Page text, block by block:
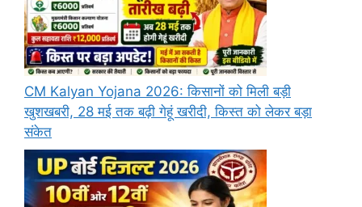
CM Kalyan Yojana 2026: किसानों को मिली बड़ी
खुशखबरी, 28 मई तक बढ़ी गेहूं खरीदी, किस्त को लेकर बड़ा
संकेत